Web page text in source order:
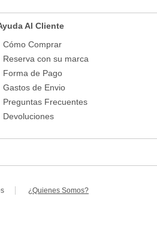
Al Cliente
Cómo Comprar
Reserva con su marca
Forma de Pago
Gastos de Envio
Preguntas Frecuentes
Devoluciones
¿Quienes Somos?